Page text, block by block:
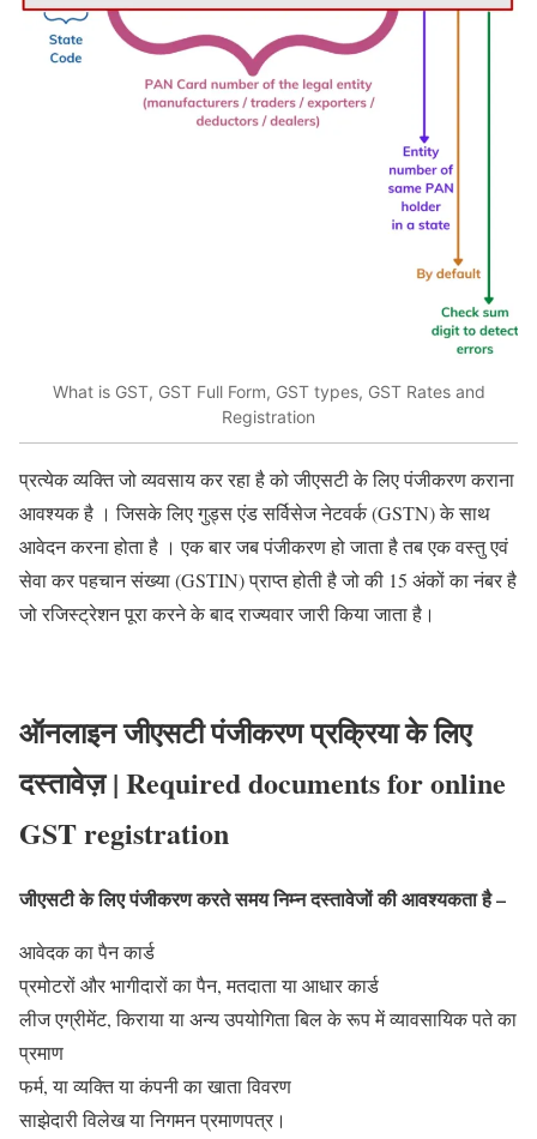
What is GST, GST Full Form, GST types, GST Rates and
Registration
प्रत्येक व्यक्ति जो व्यवसाय कर रहा है को जीएसटी के लिए पंजीकरण कराना
आवश्यक है । जिसके लिए गुड्स एंड सर्विसेज नेटवर्क (GSTN) के साथ
आवेदन करना होता है । एक बार जब पंजीकरण हो जाता है तब एक वस्तु एवं
सेवा कर पहचान संख्या (GSTIN) प्राप्त होती है जो की 15 अंकों का नंबर है
जो रजिस्ट्रेशन पूरा करने के बाद राज्यवार जारी किया जाता है।
ऑनलाइन जीएसटी पंजीकरण प्रक्रिया के लिए
दस्तावेज़ | Required documents for online
GST registration
जीएसटी के लिए पंजीकरण करते समय निम्न दस्तावेजों की आवश्यकता है –
आवेदक का पैन कार्ड
प्रमोटरों और भागीदारों का पैन, मतदाता या आधार कार्ड
लीज एग्रीमेंट, किराया या अन्य उपयोगिता बिल के रूप में व्यावसायिक पते का
प्रमाण
फर्म, या व्यक्ति या कंपनी का खाता विवरण
साझेदारी विलेख या निगमन प्रमाणपत्र।